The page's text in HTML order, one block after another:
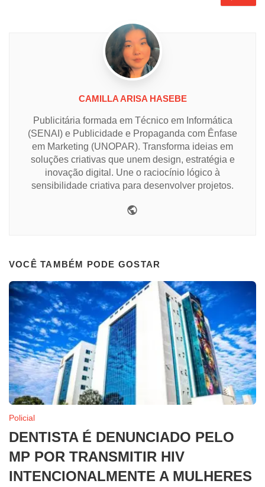
CAMILLA ARISA HASEBE
Publicitária formada em Técnico em Informática
(SENAI) e Publicidade e Propaganda com Ênfase
em Marketing (UNOPAR). Transforma ideias em
soluções criativas que unem design, estratégia e
inovação digital. Une o raciocínio lógico à
sensibilidade criativa para desenvolver projetos.
VOCÊ TAMBÉM PODE GOSTAR
Policial
DENTISTA É DENUNCIADO PELO
MP POR TRANSMITIR HIV
INTENCIONALMENTE A MULHERES